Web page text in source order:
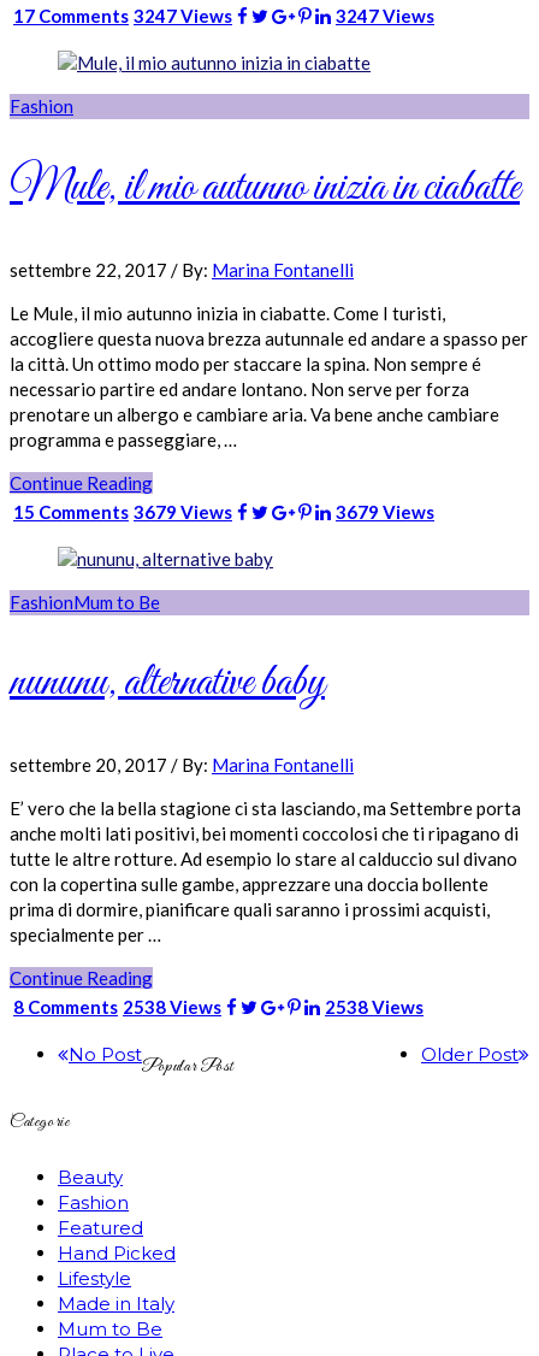
17 Comments 3247 Views 3247 Views
Fashion
Mule, il mio autunno inizia in ciabatte
settembre 22, 2017 / By: Marina Fontanelli
Le Mule, il mio autunno inizia in ciabatte. Come I turisti,
accogliere questa nuova brezza autunnale ed andare a spasso per
la città. Un ottimo modo per staccare la spina. Non sempre é
necessario partire ed andare lontano. Non serve per forza
prenotare un albergo e cambiare aria. Va bene anche cambiare
programma e passeggiare, …
Continue Reading
15 Comments 3679 Views 3679 Views
FashionMum to Be
nununu, alternative baby
settembre 20, 2017 / By: Marina Fontanelli
E’ vero che la bella stagione ci sta lasciando, ma Settembre porta
anche molti lati positivi, bei momenti coccolosi che ti ripagano di
tutte le altre rotture. Ad esempio lo stare al calduccio sul divano
con la copertina sulle gambe, apprezzare una doccia bollente
prima di dormire, pianificare quali saranno i prossimi acquisti,
specialmente per …
Continue Reading
8 Comments 2538 Views 2538 Views
No Post Older Post
Popular Post
Categorie
Beauty
Fashion
Featured
Hand Picked
Lifestyle
Made in Italy
Mum to Be